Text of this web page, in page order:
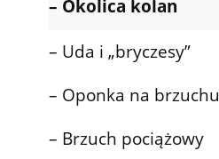
– Okolica kolan
– Uda i „bryczesy”
– Oponka na brzuchu
– Brzuch pociążowy